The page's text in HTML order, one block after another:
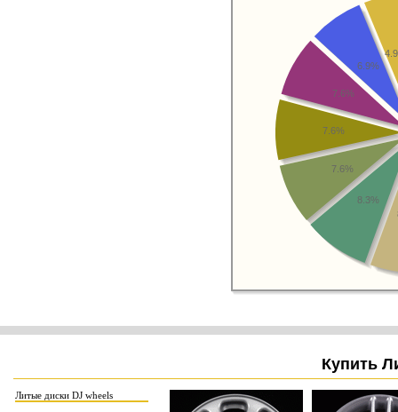
8.3%
7.6%
7.6%
7.6%
6.9%
Купить
Литые диски DJ wheels